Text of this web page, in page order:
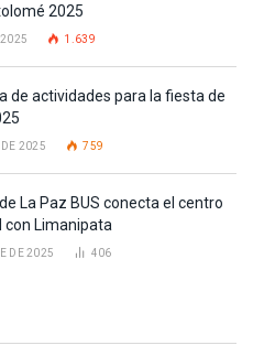
2025
1.639
de actividades para la fiesta de
DE 2025 759
La Paz BUS conecta el centro
con Limanipata
DE 2025 406